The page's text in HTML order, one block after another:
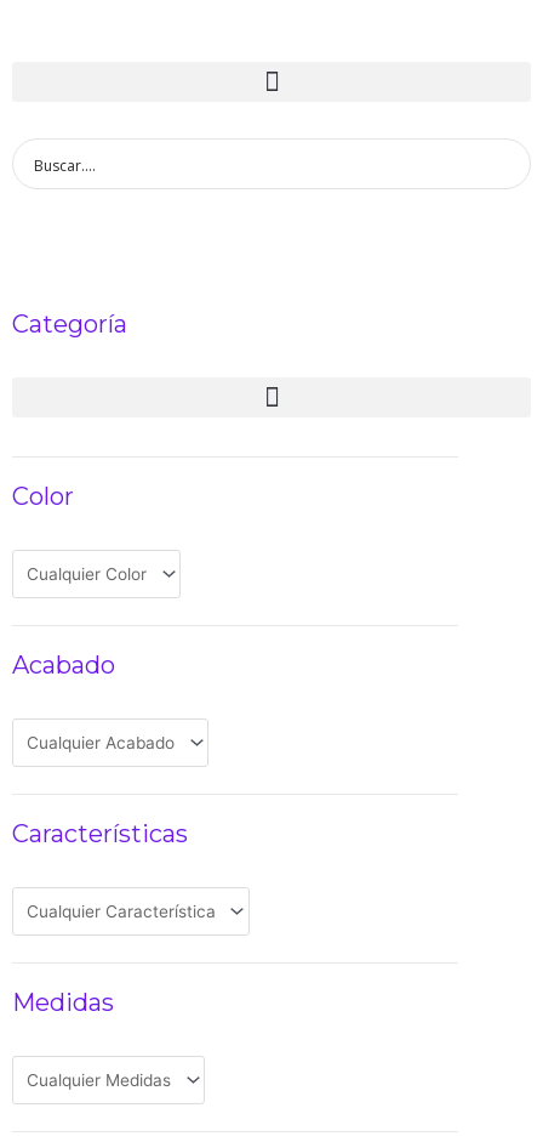
Categoría
Color
Acabado
Características
Medidas